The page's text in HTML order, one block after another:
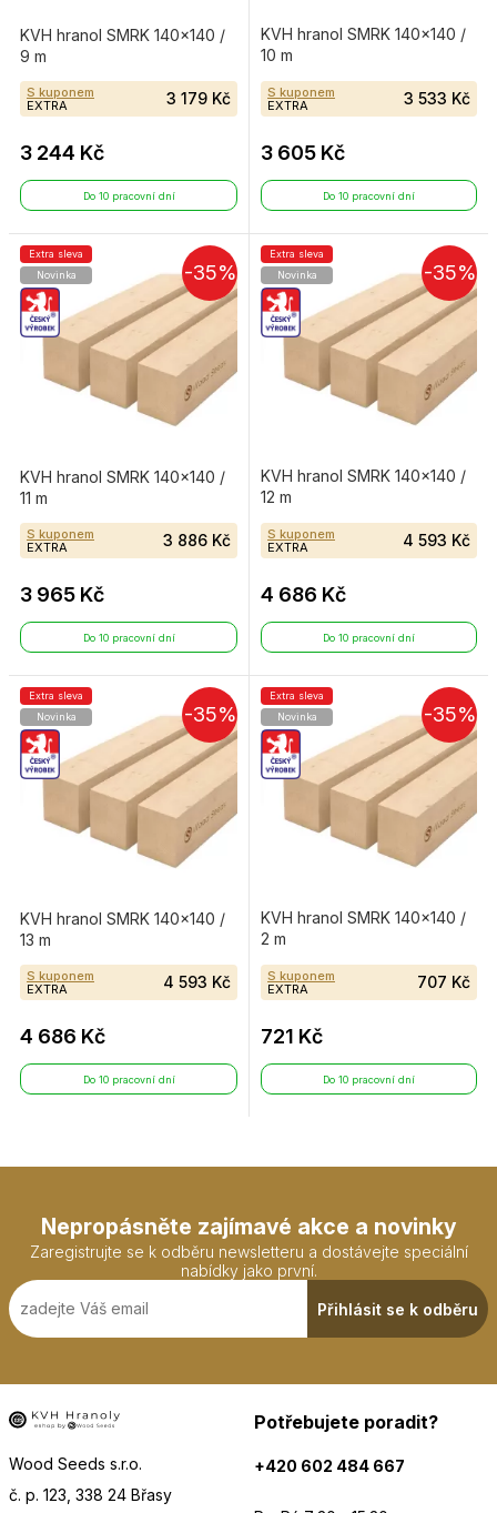
KVH hranol SMRK 140×140 /
9 m
S kuponem
EXTRA
3 179 Kč
3 244 Kč
Do 10 pracovní dní
KVH hranol SMRK 140×140 /
10 m
S kuponem
EXTRA
3 533 Kč
3 605 Kč
Do 10 pracovní dní
-35%
Extra sleva
Novinka
KVH hranol SMRK 140×140 /
11 m
S kuponem
EXTRA
3 886 Kč
3 965 Kč
Do 10 pracovní dní
-35%
Extra sleva
Novinka
KVH hranol SMRK 140×140 /
12 m
S kuponem
EXTRA
4 593 Kč
4 686 Kč
Do 10 pracovní dní
-35%
Extra sleva
Novinka
KVH hranol SMRK 140×140 /
13 m
S kuponem
EXTRA
4 593 Kč
4 686 Kč
Do 10 pracovní dní
-35%
Extra sleva
Novinka
KVH hranol SMRK 140×140 /
2 m
S kuponem
EXTRA
707 Kč
721 Kč
Do 10 pracovní dní
Nepropásněte zajímavé akce a novinky
Zaregistrujte se k odběru newsletteru a dostávejte speciální
nabídky jako první.
Přihlásit se k odběru
Wood Seeds s.r.o.
č. p. 123, 338 24 Břasy
Potřebujete poradit?
+420 602 484 667